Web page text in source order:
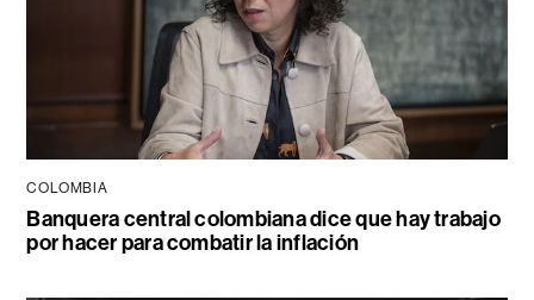
COLOMBIA
Banquera central colombiana dice que hay trabajo
por hacer para combatir la inflación